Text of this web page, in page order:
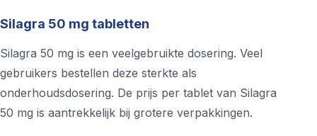
Silagra 50 mg tabletten
Silagra 50 mg is een veelgebruikte dosering. Veel
gebruikers bestellen deze sterkte als
onderhoudsdosering. De prijs per tablet van Silagra
50 mg is aantrekkelijk bij grotere verpakkingen.